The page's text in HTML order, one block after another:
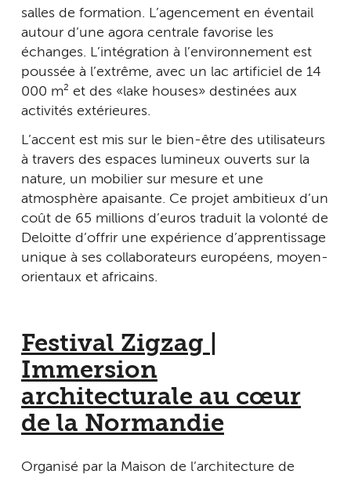
salles de formation. L’agencement en éventail
autour d’une agora centrale favorise les
échanges. L’intégration à l’environnement est
poussée à l’extrême, avec un lac artificiel de 14
000 m² et des « lake houses » destinées aux
activités extérieures.
L’accent est mis sur le bien-être des utilisateurs
à travers des espaces lumineux ouverts sur la
nature, un mobilier sur mesure et une
atmosphère apaisante. Ce projet ambitieux d’un
coût de 65 millions d’euros traduit la volonté de
Deloitte d’offrir une expérience d’apprentissage
unique à ses collaborateurs européens, moyen-
orientaux et africains.
Festival Zigzag |
Immersion
architecturale au cœur
de la Normandie
Organisé par la Maison de l’architecture de